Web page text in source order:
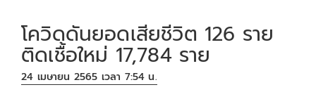
โควิดดันยอดเสียชีวิต 126 ราย
ติดเชื้อใหม่ 17,784 ราย
24 เมษายน 2565 เวลา 7:54 น.